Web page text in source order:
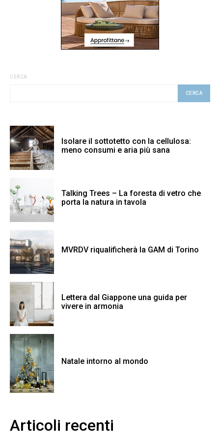
CERCA
CERCA
Isolare il sottotetto con la cellulosa:
meno consumi e aria più sana
Talking Trees – La foresta di vetro che
porta la natura in tavola
MVRDV riqualificherà la GAM di Torino
Lettera dal Giappone una guida per
vivere in armonia
Natale intorno al mondo
Articoli recenti